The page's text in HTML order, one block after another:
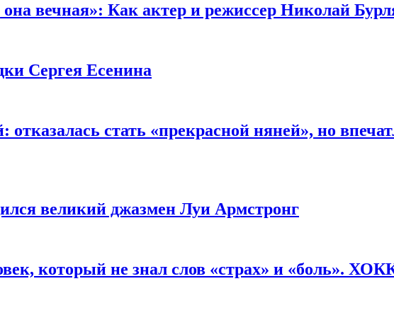
вечная»: Как актер и режиссер Николай
Сергея Есенина
стать «прекрасной няней», но
великий джазмен Луи Армстронг
который не знал слов «страх» и «боль».